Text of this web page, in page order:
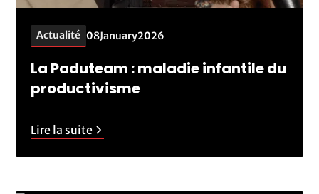
Actualité 08January2026
La Paduteam : maladie infantile du
productivisme
Lire la suite